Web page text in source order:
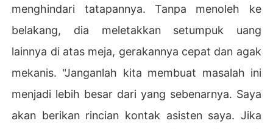
menghindari tatapannya. Tanpa menoleh ke
belakang, dia meletakkan setumpuk uang
lainnya di atas meja, gerakannya cepat dan agak
mekanis. "Janganlah kita membuat masalah ini
menjadi lebih besar dari yang sebenarnya. Saya
akan berikan rincian kontak asisten saya. Jika